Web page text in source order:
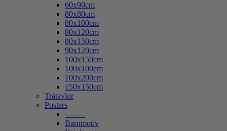
60x90cm
80x80cm
80x100cm
80x120cm
80x150cm
90x120cm
100x150cm
100x100cm
100x200cm
150x150cm
Trätavlor
Posters
——–
Barnmotiv